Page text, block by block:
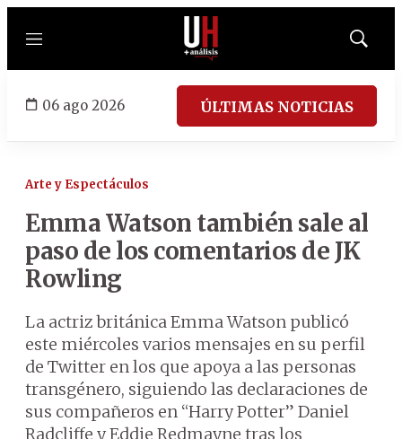
Menú
Mostrar
06 ago 2026 ÚLTIMAS NOTICIAS
Arte y Espectáculos
Emma Watson también sale al
paso de los comentarios de JK
Rowling
La actriz británica Emma Watson publicó
este miércoles varios mensajes en su perfil
de Twitter en los que apoya a las personas
transgénero, siguiendo las declaraciones de
sus compañeros en “Harry Potter” Daniel
Radcliffe y Eddie Redmayne tras los